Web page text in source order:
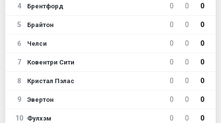
4 Брентфорд 0 0 0
5 Брайтон 0 0 0
6 Челси 0 0 0
7 Ковентри Сити 0 0 0
8 Кристал Пэлас 0 0 0
9 Эвертон 0 0 0
10 Фулхэм 0 0 0